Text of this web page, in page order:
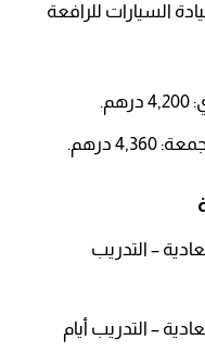
السيارات للرافعة
درهم.
– التدريب
– التدريب أيام